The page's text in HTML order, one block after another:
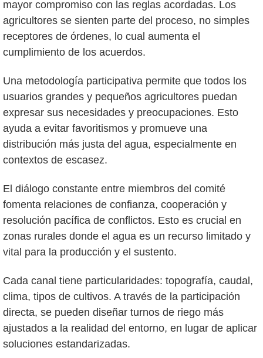
mayor compromiso con las reglas acordadas. Los
agricultores se sienten parte del proceso, no simples
receptores de órdenes, lo cual aumenta el
cumplimiento de los acuerdos.
Una metodología participativa permite que todos los
usuarios grandes y pequeños agricultores puedan
expresar sus necesidades y preocupaciones. Esto
ayuda a evitar favoritismos y promueve una
distribución más justa del agua, especialmente en
contextos de escasez.
El diálogo constante entre miembros del comité
fomenta relaciones de confianza, cooperación y
resolución pacífica de conflictos. Esto es crucial en
zonas rurales donde el agua es un recurso limitado y
vital para la producción y el sustento.
Cada canal tiene particularidades: topografía, caudal,
clima, tipos de cultivos. A través de la participación
directa, se pueden diseñar turnos de riego más
ajustados a la realidad del entorno, en lugar de aplicar
soluciones estandarizadas.